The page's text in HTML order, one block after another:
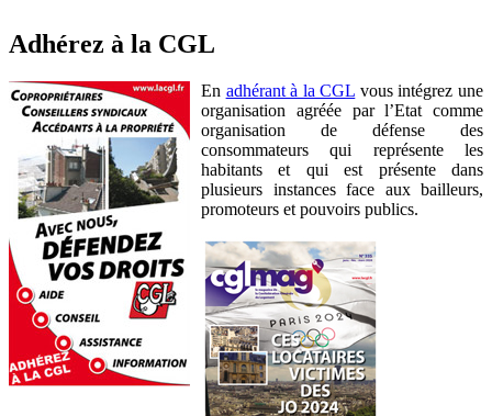
Adhérez à la CGL
En adhérant à la CGL vous intégrez une
organisation agréée par l’Etat comme
organisation de défense des
consommateurs qui représente les
habitants et qui est présente dans
plusieurs instances face aux bailleurs,
promoteurs et pouvoirs publics.